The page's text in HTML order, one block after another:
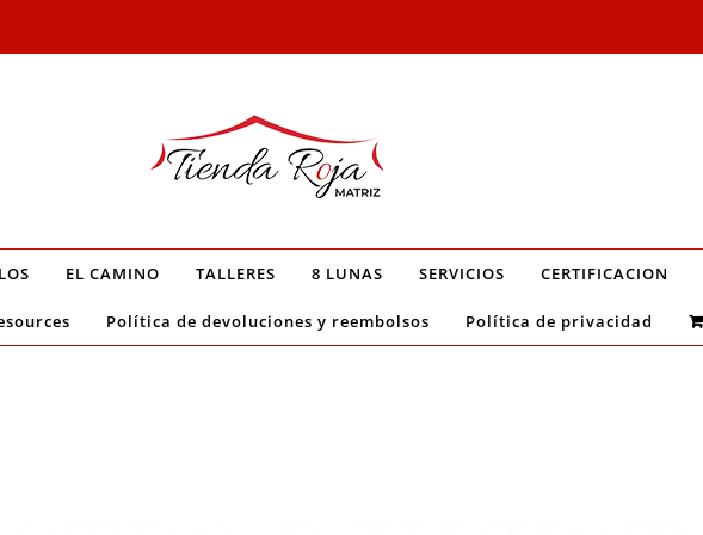
EL CAMINO TALLERES 8 LUNAS SERVICIOS CERTIFICACION
Política de devoluciones y reembolsos Política de privacidad